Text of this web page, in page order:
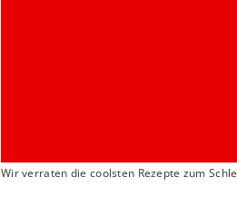
Wir verraten die coolsten Rezepte zum